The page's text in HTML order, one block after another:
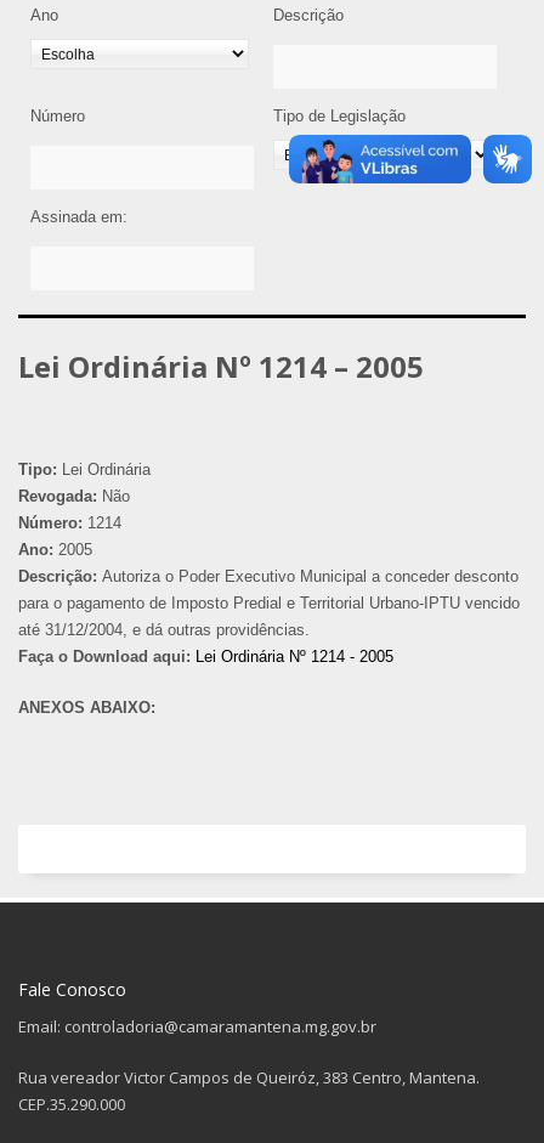
Ano Descrição
Número Tipo de Legislação
Assinada em:
Lei Ordinária Nº 1214 – 2005
Tipo: Lei Ordinária
Revogada: Não
Número: 1214
Ano: 2005
Descrição: Autoriza o Poder Executivo Municipal a conceder desconto
para o pagamento de Imposto Predial e Territorial Urbano-IPTU vencido
até 31/12/2004, e dá outras providências.
Faça o Download aqui: Lei Ordinária Nº 1214 - 2005
ANEXOS ABAIXO:
Fale Conosco
Email: controladoria@camaramantena.mg.gov.br
Rua vereador Victor Campos de Queiróz, 383 Centro, Mantena.
CEP.35.290.000